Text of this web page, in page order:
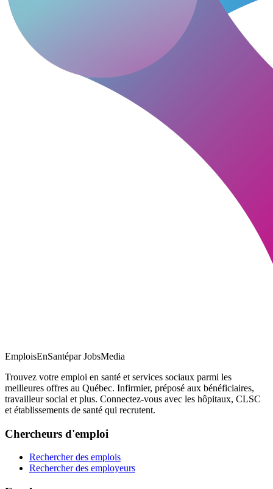
EmploisEnSantépar JobsMedia
Trouvez votre emploi en santé et services sociaux parmi les
meilleures offres au Québec. Infirmier, préposé aux bénéficiaires,
travailleur social et plus. Connectez-vous avec les hôpitaux, CLSC
et établissements de santé qui recrutent.
Chercheurs d'emploi
Rechercher des emplois
Rechercher des employeurs